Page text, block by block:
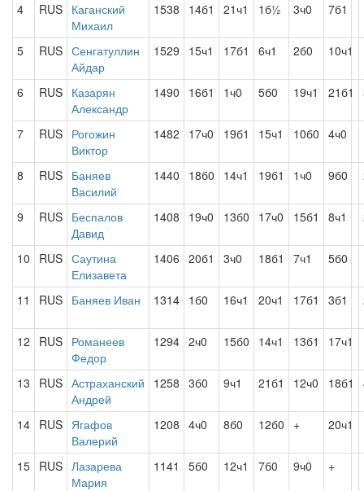
4 RUS Каганский
Михаил
1538 14б1 21ч1 1б½ 3ч0 7б1
5 RUS Сенгатуллин
Айдар
1529 15ч1 17б1 6ч1 2б0 10ч1
6 RUS Казарян
Александр
1490 16б1 1ч0 5б0 19ч1 21б1
7 RUS Рогожин
Виктор
1482 17ч0 19б1 15ч1 10б0 4ч0
8 RUS Баняев
Василий
1440 18б0 14ч1 19б1 1ч0 9б0
9 RUS Беспалов
Давид
1408 19ч0 13б0 17ч0 15б1 8ч1
10 RUS Саутина
Елизавета
1406 20б1 3ч0 18б1 7ч1 5б0
11 RUS Баняев Иван 1314 1б0 16ч1 20ч1 17б1 3б1
12 RUS Романеев
Федор
1294 2ч0 15б0 14ч1 13б1 17ч1
13 RUS Астраханский
Андрей
1258 3б0 9ч1 21б1 12ч0 18б1
14 RUS Ягафов
Валерий
1208 4ч0 8б0 12б0 + 20ч1
15 RUS Лазарева
Мария
1141 5б0 12ч1 7б0 9ч0 +